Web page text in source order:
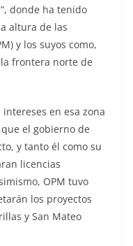
donde ha tenido
altura de las
y los suyos como,
frontera norte de
en esa zona
el gobierno de
y tanto él como su
licencias
OPM tuvo
los proyectos
y San Mateo